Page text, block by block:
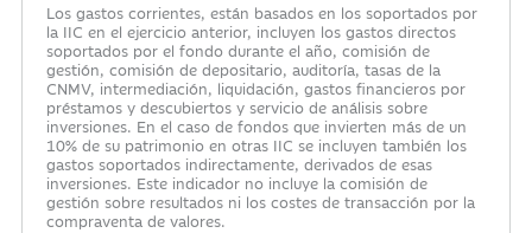
Los gastos corrientes, están basados en los soportados por
la IIC en el ejercicio anterior, incluyen los gastos directos
soportados por el fondo durante el año, comisión de
gestión, comisión de depositario, auditoría, tasas de la
CNMV, intermediación, liquidación, gastos financieros por
préstamos y descubiertos y servicio de análisis sobre
inversiones. En el caso de fondos que invierten más de un
10% de su patrimonio en otras IIC se incluyen también los
gastos soportados indirectamente, derivados de esas
inversiones. Este indicador no incluye la comisión de
gestión sobre resultados ni los costes de transacción por la
compraventa de valores.